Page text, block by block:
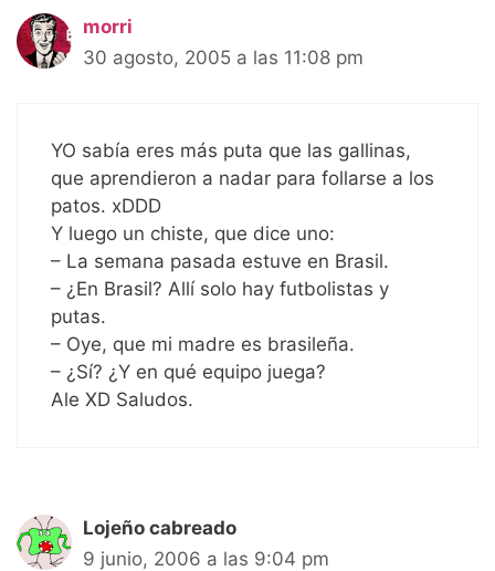
morri
30 agosto, 2005 a las 11:08 pm
YO sabía eres más puta que las gallinas,
que aprendieron a nadar para follarse a los
patos. xDDD
Y luego un chiste, que dice uno:
– La semana pasada estuve en Brasil.
– ¿En Brasil? Allí solo hay futbolistas y
putas.
– Oye, que mi madre es brasileña.
– ¿Sí? ¿Y en qué equipo juega?
Ale XD Saludos.
Lojeño cabreado
9 junio, 2006 a las 9:04 pm